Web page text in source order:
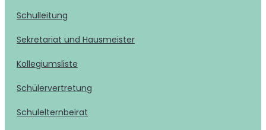
Schulleitung
Sekretariat und Hausmeister
Kollegiumsliste
Schülervertretung
Schulelternbeirat